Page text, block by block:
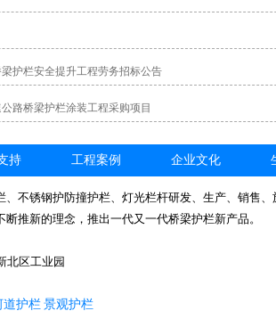
护栏安全提升工程劳务招标公告
路桥梁护栏涂装工程采购项目
持 工程案例 企业文化
不锈钢护防撞护栏、灯光栏杆研发、生产、销售、
推新的理念，推出一代又一代桥梁护栏新产品。
北区工业园
道护栏 景观护栏